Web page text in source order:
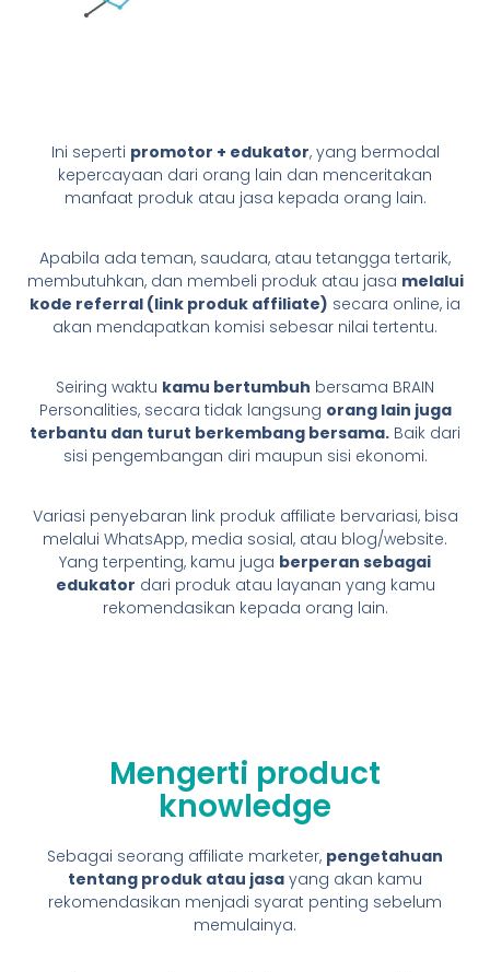
Ini seperti promotor + edukator, yang bermodal
kepercayaan dari orang lain dan menceritakan
manfaat produk atau jasa kepada orang lain.
Apabila ada teman, saudara, atau tetangga tertarik,
membutuhkan, dan membeli produk atau jasa melalui
kode referral (link produk affiliate) secara online, ia
akan mendapatkan komisi sebesar nilai tertentu.
Seiring waktu kamu bertumbuh bersama BRAIN
Personalities, secara tidak langsung orang lain juga
terbantu dan turut berkembang bersama. Baik dari
sisi pengembangan diri maupun sisi ekonomi.
Variasi penyebaran link produk affiliate bervariasi, bisa
melalui WhatsApp, media sosial, atau blog/website.
Yang terpenting, kamu juga berperan sebagai
edukator dari produk atau layanan yang kamu
rekomendasikan kepada orang lain.
Mengerti product
knowledge
Sebagai seorang affiliate marketer, pengetahuan
tentang produk atau jasa yang akan kamu
rekomendasikan menjadi syarat penting sebelum
memulainya.